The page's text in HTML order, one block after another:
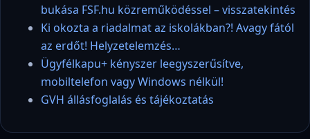
bukása FSF.hu közreműködéssel – visszatekintés
Ki okozta a riadalmat az iskolákban?! Avagy fától
az erdőt! Helyzetelemzés…
Ügyfélkapu+ kényszer leegyszerűsítve,
mobiltelefon vagy Windows nélkül!
GVH állásfoglalás és tájékoztatás